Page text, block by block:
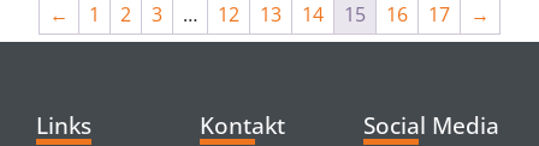
← 1 2 3 … 12 13 14 15 16 17 →
Links Kontakt Social Media